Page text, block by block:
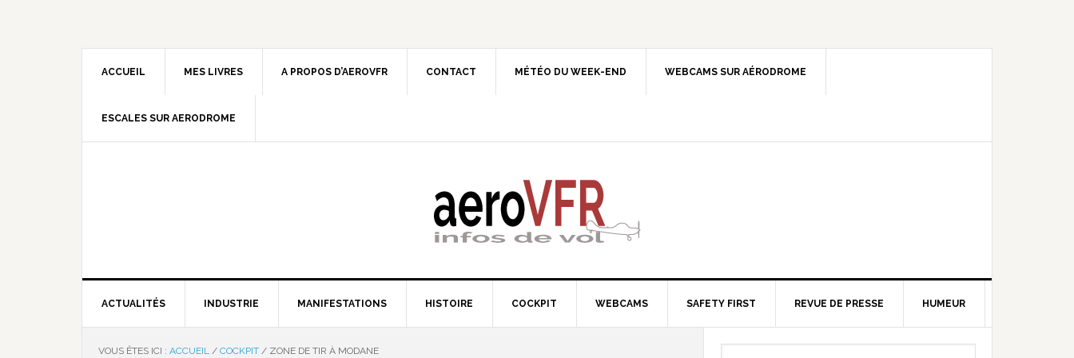
ACCUEIL MES LIVRES A PROPOS D’AEROVFR CONTACT MÉTÉO DU WEEK-END WEBCAMS SUR AÉRODROME
ESCALES SUR AERODROME
ACTUALITÉS INDUSTRIE MANIFESTATIONS HISTOIRE COCKPIT WEBCAMS SAFETY FIRST REVUE DE PRESSE HUMEUR
VOUS ÊTES ICI : ACCUEIL / COCKPIT / ZONE DE TIR À MODANE